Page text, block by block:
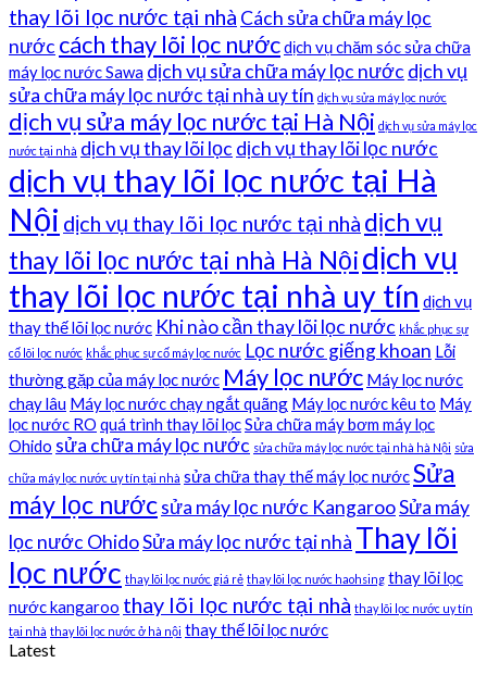
thay lõi lọc nước tại nhà Cách sửa chữa máy lọc
nước cách thay lõi lọc nướcdịch vụ chăm sóc sửa chữa
máy lọc nước Sawa dịch vụ sửa chữa máy lọc nước dịch vụ
sửa chữa máy lọc nước tại nhà uy tín dịch vụ sửa máy lọc nước
dịch vụ sửa máy lọc nước tại Hà Nội dịch vụ sửa máy lọc
nước tại nhà dịch vụ thay lõi lọc dịch vụ thay lõi lọc nước
dịch vụ thay lõi lọc nước tại Hà
Nội dịch vụ thay lõi lọc nước tại nhà dịch vụ
thay lõi lọc nước tại nhà Hà Nộidịch vụ
thay lõi lọc nước tại nhà uy tín dịch vụ
thay thế lõi lọc nước Khi nào cần thay lõi lọc nước khắc phục sự
cố lõi lọc nước khắc phục sự cố máy lọc nước Lọc nước giếng khoan Lỗi
thường gặp của máy lọc nước Máy lọc nước Máy lọc nước
chạy lâu Máy lọc nước chạy ngắt quãng Máy lọc nước kêu to Máy
lọc nước RO quá trình thay lõi lọcSửa chữa máy bơm máy lọc
Ohido sửa chữa máy lọc nước sửa chữa máy lọc nước tại nhà hà Nội sửa
chữa máy lọc nước uy tín tại nhà sửa chữa thay thế máy lọc nướcSửa
máy lọc nướcsửa máy lọc nước KangarooSửa máy
lọc nước OhidoSửa máy lọc nước tại nhà Thay lõi
lọc nước thay lõi lọc nước giá rẻ thay lõi lọc nước haohsing thay lõi lọc
nước kangaroo thay lõi lọc nước tại nhà thay lõi lọc nước uy tín
tại nhà thay lõi lọc nước ở hà nội thay thế lõi lọc nước
Latest